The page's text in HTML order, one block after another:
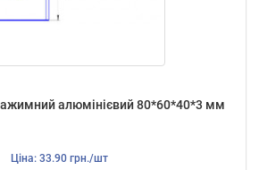
алюмінієвий 80*60*40*3 мм
Ціна: 33.90 грн./шт